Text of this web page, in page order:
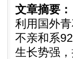
文章摘要：
利用国外
不亲和系
生长势强